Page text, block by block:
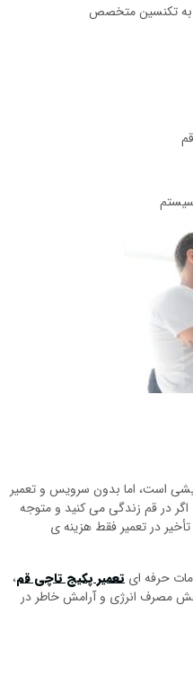
به تکنسین متخصص
است، اما بدون سرویس و تعمیر
در قم زندگی می‌ کنید و متوجه
در تعمیر فقط هزینه‌ ی
حرفه‌ ای تعمیر پکیج تاچی قم،
مصرف انرژی و آرامش خاطر در